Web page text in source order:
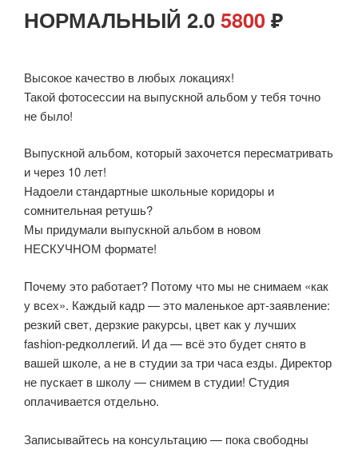
НОРМАЛЬНЫЙ 2.05800₽
Высокое качество в любых локациях!
Такой фотосессии на выпускной альбом у тебя точно
не было!
Выпускной альбом, который захочется пересматривать
и через 10 лет!
Надоели стандартные школьные коридоры и
сомнительная ретушь?
Мы придумали выпускной альбом в новом
НЕСКУЧНОМ формате!
Почему это работает? Потому что мы не снимаем «как
у всех». Каждый кадр — это маленькое арт-заявление:
резкий свет, дерзкие ракурсы, цвет как у лучших
fashion-редколлегий. И да — всё это будет снято в
вашей школе, а не в студии за три часа езды. Директор
не пускает в школу — снимем в студии! Студия
оплачивается отдельно.
Записывайтесь на консультацию — пока свободны